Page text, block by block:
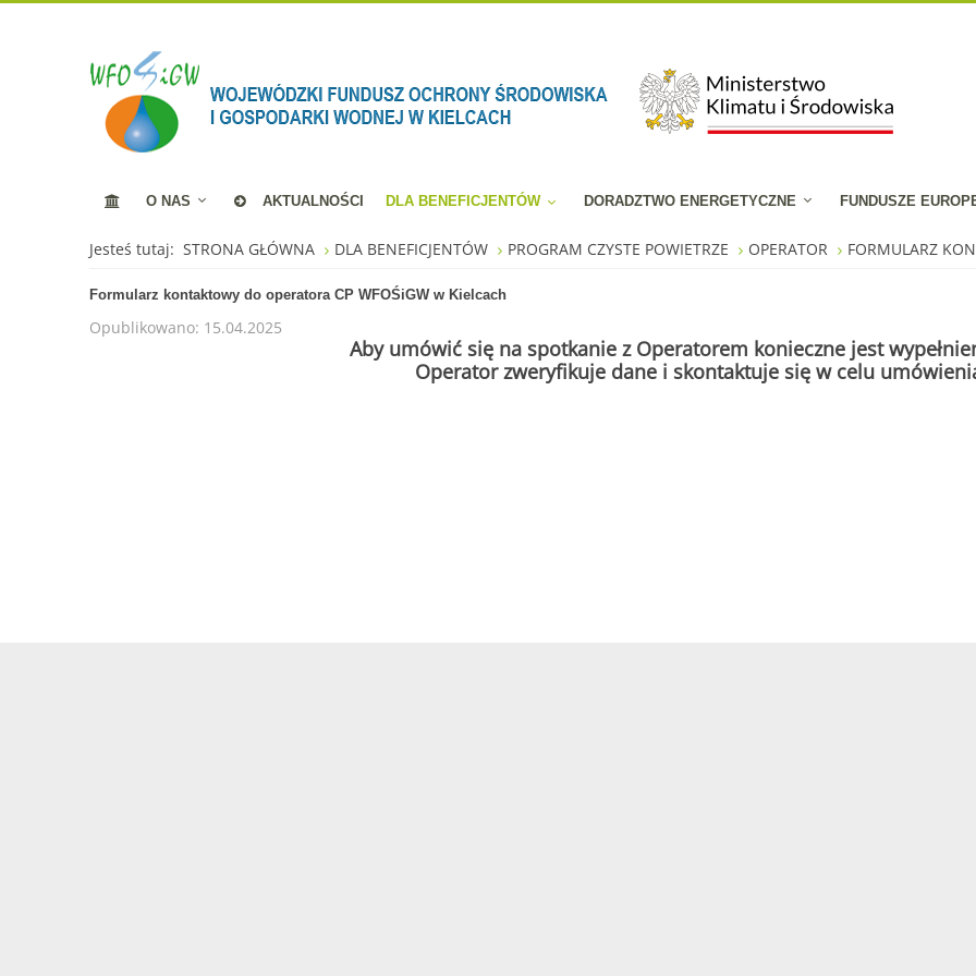
O NAS AKTUALNOŚCI DLA BENEFICJENTÓW DORADZTWO ENERGETYCZNE FUNDUSZE
Jesteś tutaj: STRONA GŁÓWNA DLA BENEFICJENTÓW PROGRAM CZYSTE POWIETRZE OPERATOR FORMULARZ
Formularz kontaktowy do operatora CP WFOŚiGW w Kielcach
Opublikowano: 15.04.2025
Aby umówić się na spotkanie z Operatorem konieczne jest
Operator zweryfikuje dane i skontaktuje się w celu